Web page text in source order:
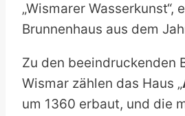
„Wismarer Wasserkunst“,
Brunnenhaus aus dem
Zu den beeindruckenden
Wismar zählen das Haus „
um 1360 erbaut, und die